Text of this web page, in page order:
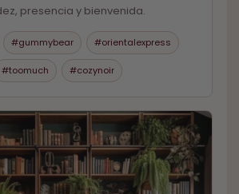
presencia y bienvenida.
#gummybear #orientalexpress
#toomuch #cozynoir